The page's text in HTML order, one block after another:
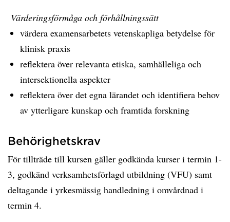
Värderingsförmåga och förhållningssätt
värdera examensarbetets vetenskapliga betydelse för
klinisk praxis
reflektera över relevanta etiska, samhälleliga och
intersektionella aspekter
reflektera över det egna lärandet och identifiera behov
av ytterligare kunskap och framtida forskning
Behörighetskrav
För tillträde till kursen gäller godkända kurser i termin 1-
3, godkänd verksamhetsförlagd utbildning (VFU) samt
deltagande i yrkesmässig handledning i omvårdnad i
termin 4.